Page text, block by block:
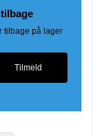
tilbage på lager
Tilmeld